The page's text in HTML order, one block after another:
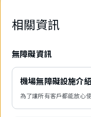
相關資訊
無障礙資訊
機場無障礙設施介
為了讓所有客戶都能放心